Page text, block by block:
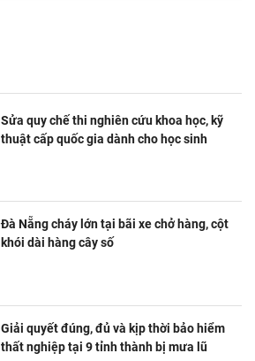
Sửa quy chế thi nghiên cứu khoa học, kỹ
thuật cấp quốc gia dành cho học sinh
Đà Nẵng cháy lớn tại bãi xe chở hàng, cột
khói dài hàng cây số
Giải quyết đúng, đủ và kịp thời bảo hiểm
thất nghiệp tại 9 tỉnh thành bị mưa lũ